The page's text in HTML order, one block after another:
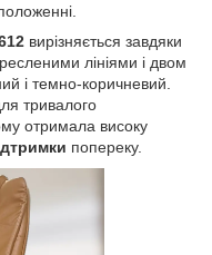
вирізняється завдяки
лініями і двом
і темно-коричневий.
тривалого
отримала високу
попереку.